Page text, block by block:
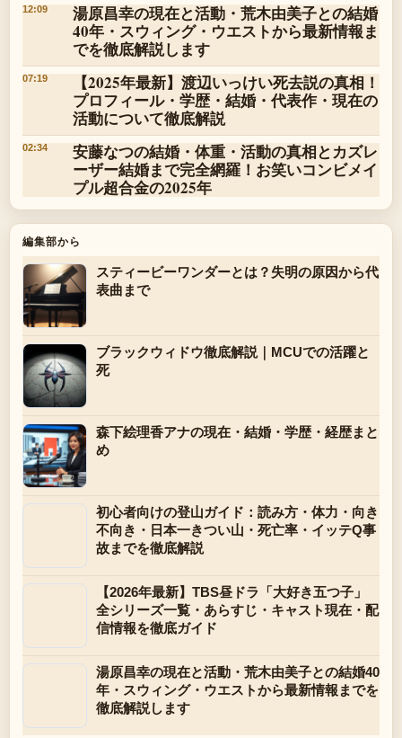
12:09
湯原昌幸の現在と活動・荒木由美子との結婚
40年・スウィング・ウエストから最新情報ま
でを徹底解説します
07:19
【2025年最新】渡辺いっけい死去説の真相！
プロフィール・学歴・結婚・代表作・現在の
活動について徹底解説
02:34
安藤なつの結婚・体重・活動の真相とカズレ
ーザー結婚まで完全網羅！お笑いコンビメイ
プル超合金の2025年
編集部から
スティービーワンダーとは？失明の原因から代
表曲まで
ブラックウィドウ徹底解説｜MCUでの活躍と
死
森下絵理香アナの現在・結婚・学歴・経歴まと
め
初心者向けの登山ガイド：読み方・体力・向き
不向き・日本一きつい山・死亡率・イッテQ事
故までを徹底解説
【2026年最新】TBS昼ドラ「大好き五つ子」
全シリーズ一覧・あらすじ・キャスト現在・配
信情報を徹底ガイド
湯原昌幸の現在と活動・荒木由美子との結婚40
年・スウィング・ウエストから最新情報までを
徹底解説します